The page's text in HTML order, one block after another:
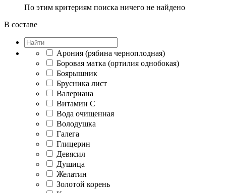
По этим критериям поиска ничего не найдено
В составе
Арония (рябина черноплодная)
Боровая матка (ортилия однобокая)
Боярышник
Брусника лист
Валериана
Витамин C
Вода очищенная
Володушка
Галега
Глицерин
Девясил
Душица
Желатин
Золотой корень